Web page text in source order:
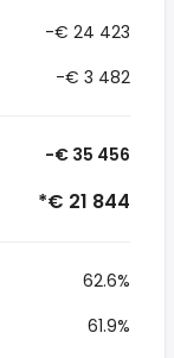
-€ 24 423
-€ 3 482
-€ 35 456
*€ 21 844
62.6%
61.9%